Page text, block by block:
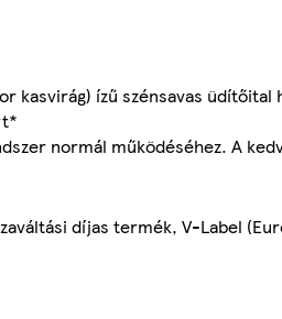
kasvirág) ízű szénsavas
normál működéséhez. A
díjas termék, V-Label